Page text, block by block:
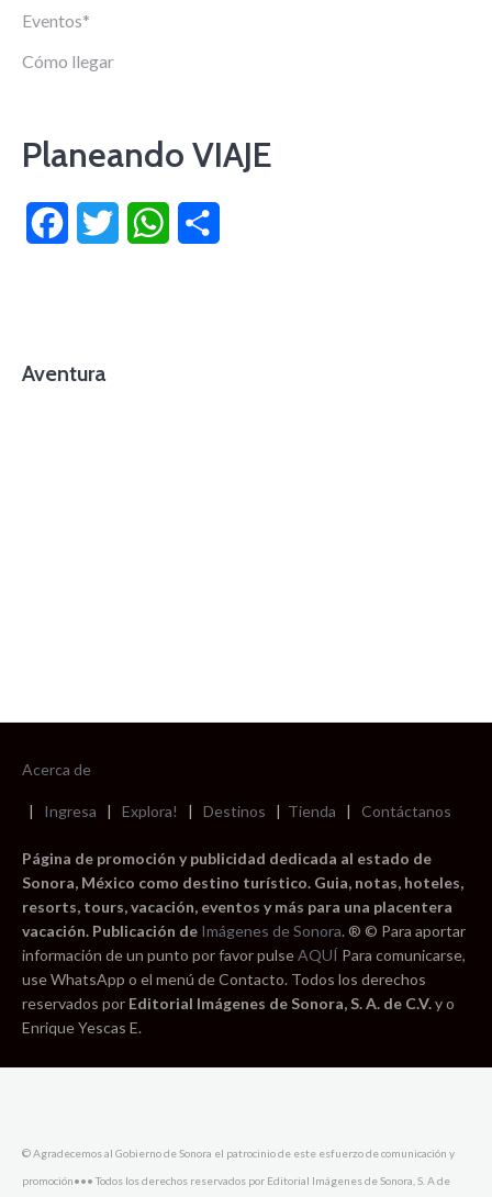
Eventos*
Cómo llegar
Planeando VIAJE
FacebookTwitter WhatsApp
Aventura
Acerca de
| Ingresa | Explora! | Destinos | Tienda | Contáctanos
Página de promoción y publicidad dedicada al estado de
Sonora, México como destino turístico. Guia, notas, hoteles,
resorts, tours, vacación, eventos y más para una placentera
vacación. Publicación de Imágenes de Sonora. ® © Para aportar
información de un punto por favor pulseAQUÍ Para comunicarse,
use WhatsApp o el menú de Contacto. Todos los derechos
reservados por Editorial Imágenes de Sonora, S. A. de C.V.y o
Enrique Yescas E.
© Agradecemos al Gobierno de Sonora el patrocinio de este esfuerzo de comunicación y
promoción••• Todos los derechos reservados por Editorial Imágenes de Sonora, S. A de